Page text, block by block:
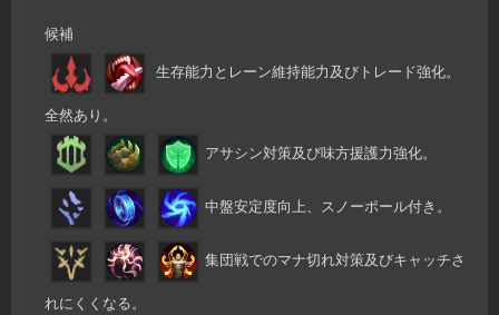
候補
生存能力とレーン維持能力及びトレード強化。
全然あり。
アサシン対策及び味方援護力強化。
中盤安定度向上、スノーポール付き。
集団戦でのマナ切れ対策及びキャッチさ
れにくくなる。